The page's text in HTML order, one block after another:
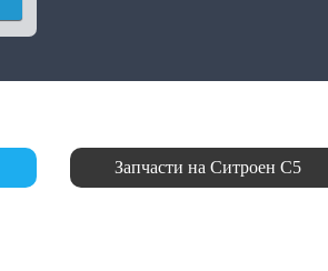
Запчасти на Ситроен С5